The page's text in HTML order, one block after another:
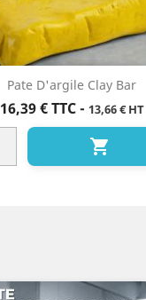
Pate D'argile Clay Bar
Prix
16,39 € TTC- 13,66 € HT
